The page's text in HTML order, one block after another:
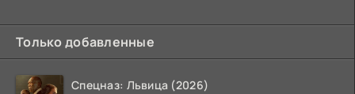
Только добавленные
Спецназ: Львица (2026)